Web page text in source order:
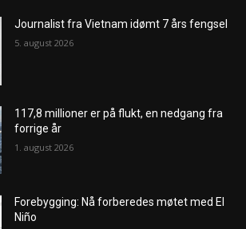
Journalist fra Vietnam idømt 7 års fengsel
5. august 2026
117,8 millioner er på flukt, en nedgang fra
forrige år
1. august 2026
Forebygging: Nå forberedes møtet med El
Niño